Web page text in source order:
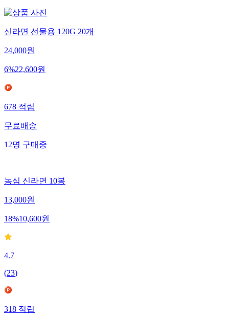
신라면 선물용 120G 20개
24,000원
6%22,600원
678적립
무료배송
12명구매중
농심 신라면 10봉
13,000원
18%10,600원
4.7
(23)
318적립